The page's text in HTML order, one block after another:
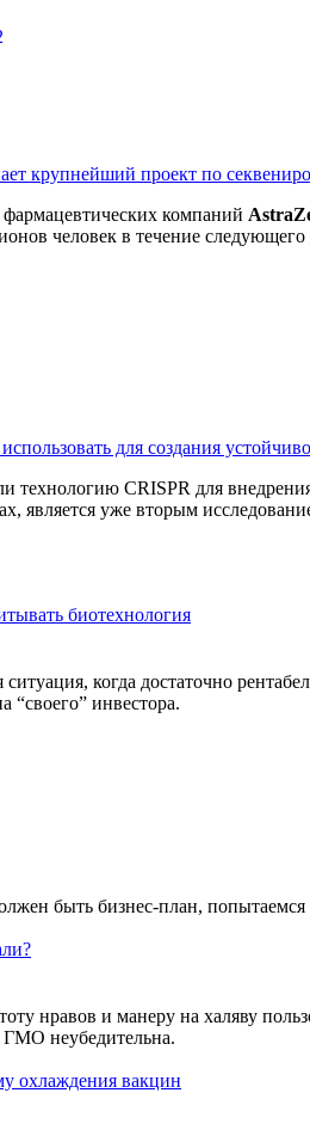
крупнейший проект по
компаний
человек в течение следующего
для создания
технологию CRISPR для
является уже вторым
биотехнология
когда достаточно
“своего” инвестора.
быть бизнес-план, попытаемся
нравов и манеру на халяву
ГМО неубедительна.
охлаждения вакцин